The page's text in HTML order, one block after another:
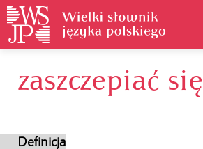
Historia słownika
zaszczepiać się
Definicja